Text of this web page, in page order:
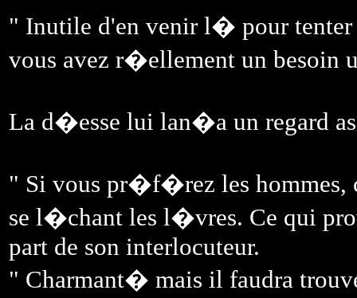
" Inutile d'en venir l� pour
vous avez r�ellement un besoin
La d�esse lui lan�a un regard
" Si vous pr�f�rez les hommes,
se l�chant les l�vres. Ce qui
part de son interlocuteur.
" Charmant� mais il faudra